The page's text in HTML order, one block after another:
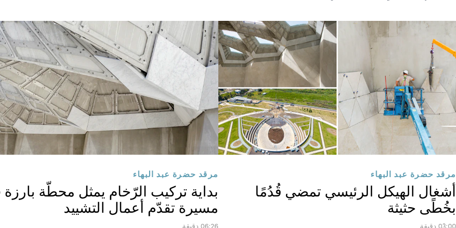
مرقد حضرة عبد البهاء
أشغال الهيكل الرئيسي تمضي قُدُمًا
بخُطًى حثيثة
03:00 دقيقة
مرقد حضرة عبد البهاء
بداية تركيب الرّخام يمثل محطّة
مسيرة تقدّم أعمال التشييد
06:26 دقيقة